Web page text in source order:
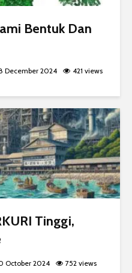
Bentuk Dan
December 2024 421 views
Tinggi,
October 2024 752 views